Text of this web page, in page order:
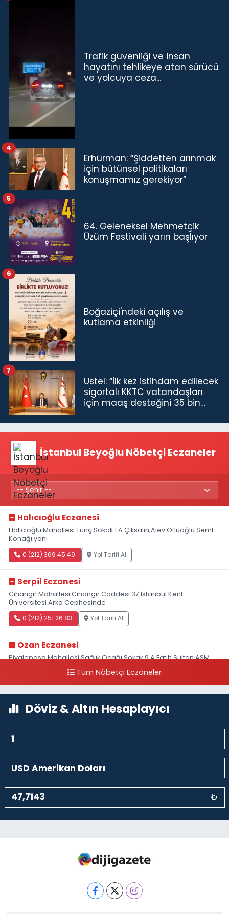
Trafik güvenliği ve insan
hayatını tehlikeye atan sürücü
ve yolcuya ceza...
Erhürman: “Şiddetten arınmak
için bütünsel politikaları
konuşmamız gerekiyor”
4
64. Geleneksel Mehmetçik
Üzüm Festivali yarın başlıyor
5
Boğaziçi'ndeki açılış ve
kutlama etkinliği
6
Üstel: “İlk kez istihdam edilecek
sigortalı KKTC vatandaşları
için maaş desteğini 35 bin
7
İstanbul Beyoğlu Nöbetçi Eczaneler
Halıcıoğlu Eczanesi
Halıcıoğlu Mahallesi Tunç Sokak 1 A Çıksalın,Alev Ofluoğlu Semt
Konağı yanı
0 (212) 369 45 49 Yol Tarifi Al
Serpil Eczanesi
Cihangir Mahallesi Cihangir Caddesi 37 İstanbul Kent
Üniversitesi Arka Cephesinde
0 (212) 251 26 83 Yol Tarifi Al
Ozan Eczanesi
Piyalepaşa Mahallesi Sağlık Ocağı Sokak 9 A Fatih Sultan ASM
Tüm Nöbetçi Eczaneler
Döviz & Altın Hesaplayıcı
₺